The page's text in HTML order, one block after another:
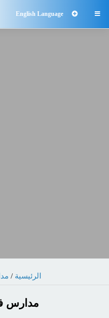

English Language
الرئيسية /
مدارس